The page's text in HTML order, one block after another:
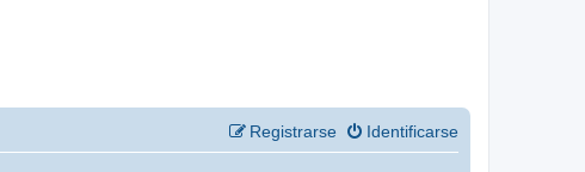
Identificarse
Registrarse